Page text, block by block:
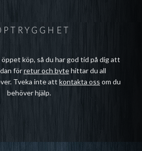
köp, så du har god tid på dig att
förretur och bytehittar du all
Tveka inte att kontakta oss om du
behöver hjälp.